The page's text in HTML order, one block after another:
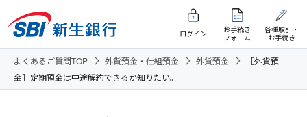
ログイン
お手続き
フォーム
各種取引・
お手続き
よくあるご質問TOP 外貨預金・仕組預金 外貨預金
［外貨預
金］定期預金は中途解約できるか知りたい。